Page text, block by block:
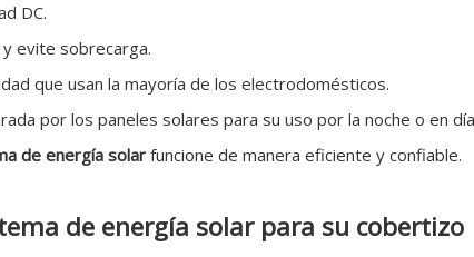
DC.
evite sobrecarga.
que usan la mayoría de los electrodomésticos.
por los paneles solares para su uso por la noche o en
de energía solar funcione de manera eficiente y confiable.
de energía solar para su cobertizo